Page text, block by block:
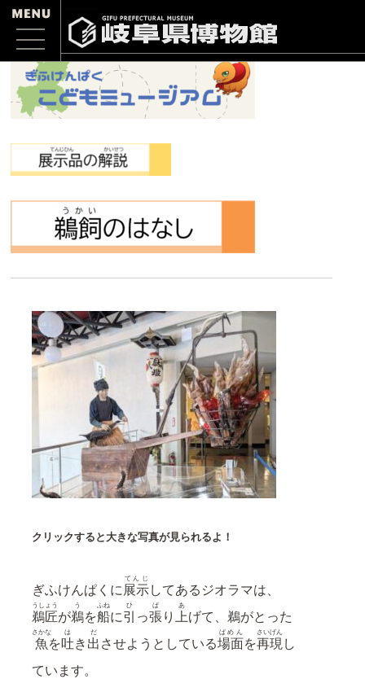
クリックすると大きな写真が見られるよ！
ぎふけんぱくに展示
てんじ
してあるジオラマは、
鵜匠
うしょう
が鵜
う
を船
ふね
に引
ひ
っ張
ぱ
り上
あ
げて、鵜がとった
魚
さかな
を吐
は
き 出
だ
させようとしている場面
ばめん
を再現
さいげん
し
ています。